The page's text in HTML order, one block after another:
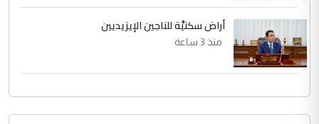
أراض سكنيَّة للناجين الإيزيديين
منذ 3 ساعة